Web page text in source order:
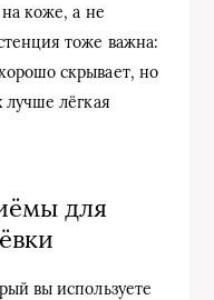
коже, а не
тоже важна:
скрывает, но
лучше лёгкая
для
вы используете